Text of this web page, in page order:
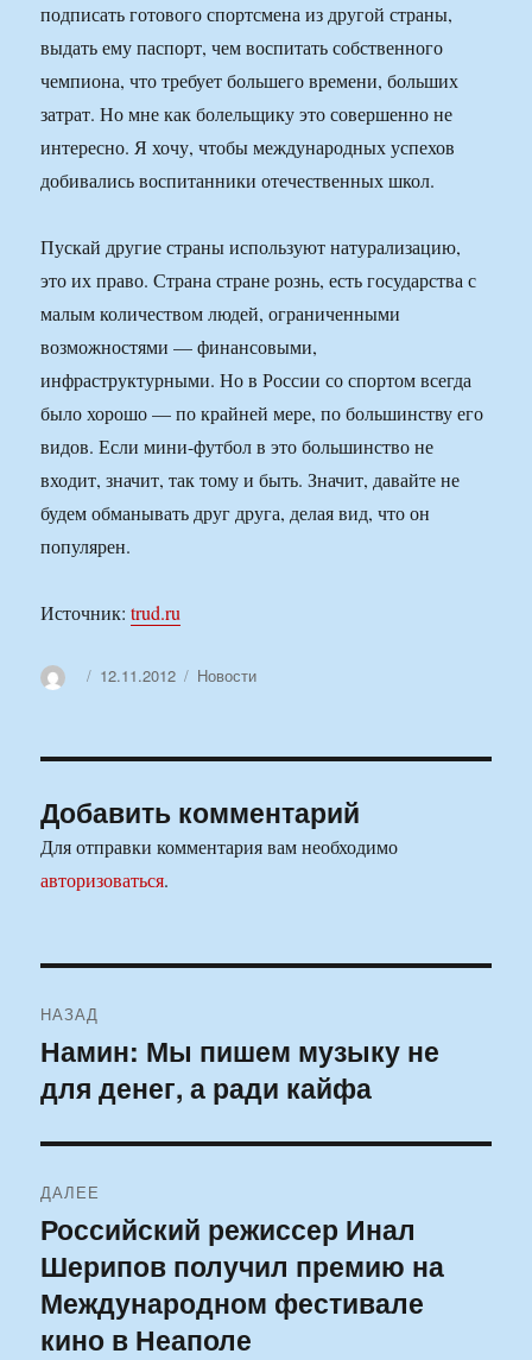
подписать готового спортсмена из другой страны,
выдать ему паспорт, чем воспитать собственного
чемпиона, что требует большего времени, больших
затрат. Но мне как болельщику это совершенно не
интересно. Я хочу, чтобы международных успехов
добивались воспитанники отечественных школ.
Пускай другие страны используют натурализацию,
это их право. Страна стране рознь, есть государства с
малым количеством людей, ограниченными
возможностями — финансовыми,
инфраструктурными. Но в России со спортом всегда
было хорошо — по крайней мере, по большинству его
видов. Если мини-футбол в это большинство не
входит, значит, так тому и быть. Значит, давайте не
будем обманывать друг друга, делая вид, что он
популярен.
Источник:trud.ru
АвторОпубликовано
12.11.2012 Рубрики
Новости
Добавить комментарий
Для отправки комментария вам необходимо
авторизоваться.
по
записям
НАЗАД
Предыдущая
запись:
Намин: Мы пишем музыку не
для денег, а ради кайфа
ДАЛЕЕ
Следующая
запись:
Российский режиссер Инал
Шерипов получил премию на
Международном фестивале
кино в Неаполе